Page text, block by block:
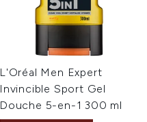
L'Oréal Men Expert
Invincible Sport Gel
Douche 5-en-1 300 ml